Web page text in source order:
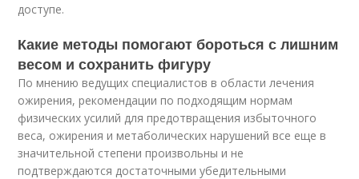
доступе.
Какие методы помогают бороться с лишним
весом и сохранить фигуру
По мнению ведущих специалистов в области лечения
ожирения, рекомендации по подходящим нормам
физических усилий для предотвращения избыточного
веса, ожирения и метаболических нарушений все еще в
значительной степени произвольны и не
подтверждаются достаточными убедительными